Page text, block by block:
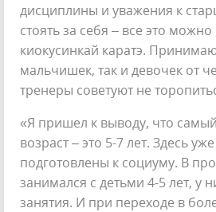
дисциплины и уважения к
стоять за себя – все это
киокусинкай каратэ.
мальчишек, так и девочек от
тренеры советуют не
«Я пришел к выводу, что
возраст – это 5-7 лет. Здесь
подготовлены к социуму. В
занимался с детьми 4-5 лет, у
занятия. И при переходе в